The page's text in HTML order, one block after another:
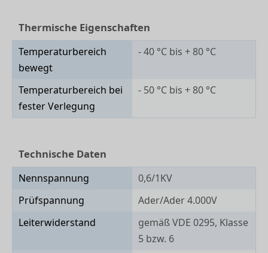
Thermische Eigenschaften
Temperaturbereich
bewegt
- 40 °C bis + 80 °C
Temperaturbereich bei
fester Verlegung
- 50 °C bis + 80 °C
Technische Daten
Nennspannung
0,6/1KV
Prüfspannung
Ader/Ader 4.000V
Leiterwiderstand
gemäß VDE 0295, Klasse
5 bzw. 6